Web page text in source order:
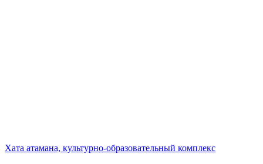
Хата атамана, культурно-образовательный комплекс